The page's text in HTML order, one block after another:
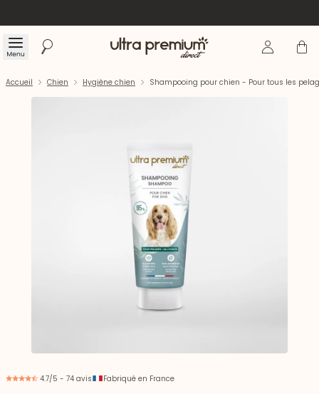
Menu Rechercher Accueil Se Panier
Accueil Chien Hygiène chien Shampooing pour chien - Pour tous les
4.7/5 - 74 avis Fabriqué en France